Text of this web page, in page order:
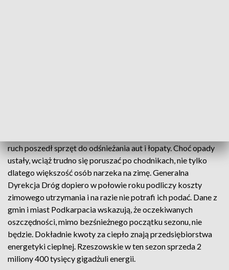
ruch poszedł sprzęt do odśnieżania aut i łopaty. Choć opady
ustały, wciąż trudno się poruszać po chodnikach, nie tylko
dlatego większość osób narzeka na zimę. Generalna
Dyrekcja Dróg dopiero w połowie roku podliczy koszty
zimowego utrzymania i na razie nie potrafi ich podać. Dane z
gmin i miast Podkarpacia wskazują, że oczekiwanych
oszczędności, mimo bezśnieżnego początku sezonu, nie
będzie. Dokładnie kwoty za ciepło znają przedsiębiorstwa
energetyki cieplnej. Rzeszowskie w ten sezon sprzeda 2
miliony 400 tysięcy gigadżuli energii.